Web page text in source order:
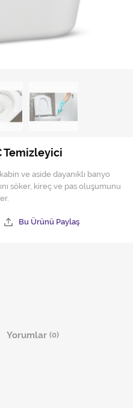
Temizleyici
ve aside dayanıklı banyo
söker, kireç ve pas oluşumunu
Bu Ürünü Paylaş
Yorumlar (0)